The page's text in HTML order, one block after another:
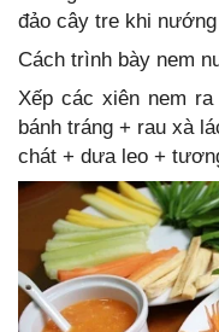
đảo cây tre khi
Cách trình bày nem
Xếp các xiên nem
bánh tráng + rau xà
chát + dưa leo +